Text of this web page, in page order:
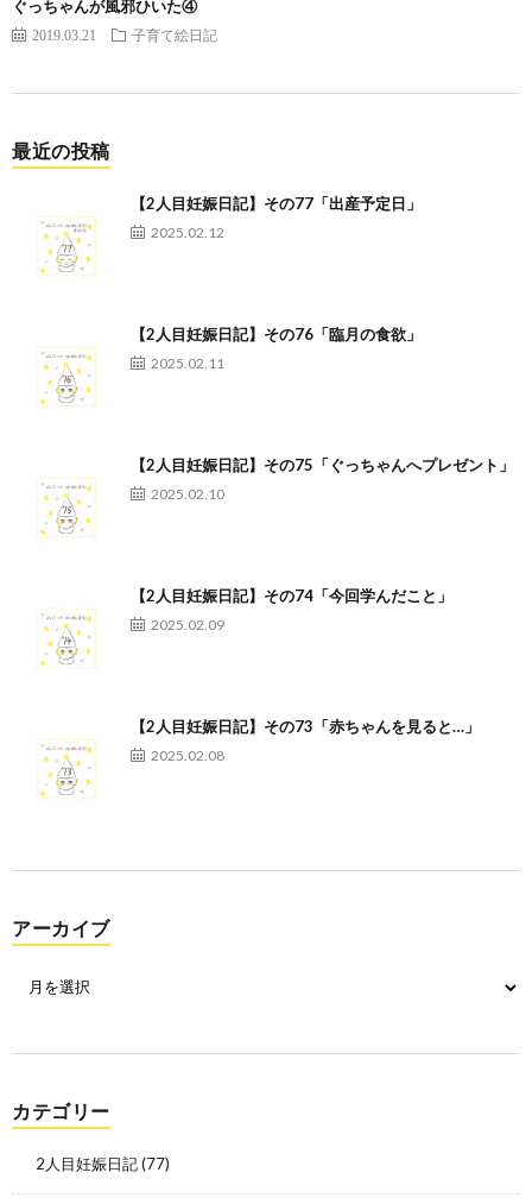
ぐっちゃんが風邪ひいた④
2019.03.21 子育て絵日記
最近の投稿
【2人目妊娠日記】その77「出産予定日」
2025.02.12
【2人目妊娠日記】その76「臨月の食欲」
2025.02.11
【2人目妊娠日記】その75「ぐっちゃんへプレゼント」
2025.02.10
【2人目妊娠日記】その74「今回学んだこと」
2025.02.09
【2人目妊娠日記】その73「赤ちゃんを見ると…」
2025.02.08
アーカイブ
カテゴリー
2人目妊娠日記(77)